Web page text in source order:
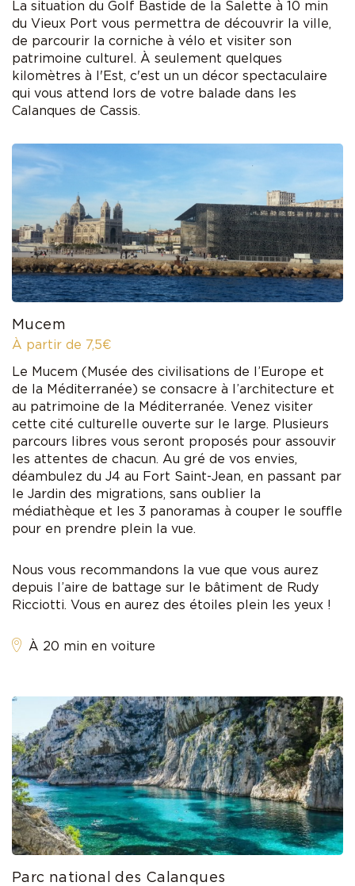
La situation du Golf Bastide de la Salette à 10 min
du Vieux Port vous permettra de découvrir la ville,
de parcourir la corniche à vélo et visiter son
patrimoine culturel. À seulement quelques
kilomètres à l'Est, c'est un un décor spectaculaire
qui vous attend lors de votre balade dans les
Calanques de Cassis.
Mucem
À partir de 7,5€
Le Mucem (Musée des civilisations de l’Europe et
de la Méditerranée) se consacre à l’architecture et
au patrimoine de la Méditerranée. Venez visiter
cette cité culturelle ouverte sur le large. Plusieurs
parcours libres vous seront proposés pour assouvir
les attentes de chacun. Au gré de vos envies,
déambulez du J4 au Fort Saint-Jean, en passant par
le Jardin des migrations, sans oublier la
médiathèque et les 3 panoramas à couper le souffle
pour en prendre plein la vue.
Nous vous recommandons la vue que vous aurez
depuis l’aire de battage sur le bâtiment de Rudy
Ricciotti. Vous en aurez des étoiles plein les yeux !
À 20 min en voiture
Parc national des Calanques